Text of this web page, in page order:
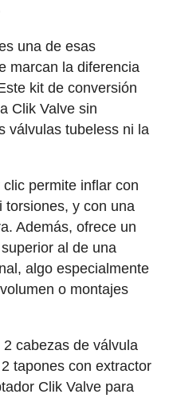
una de esas
marcan la diferencia
kit de conversión
Clik Valve sin
válvulas tubeless ni la
permite inflar con
torsiones, y con una
Además, ofrece un
al de una
algo especialmente
o montajes
cabezas de válvula
tapones con extractor
Clik Valve para